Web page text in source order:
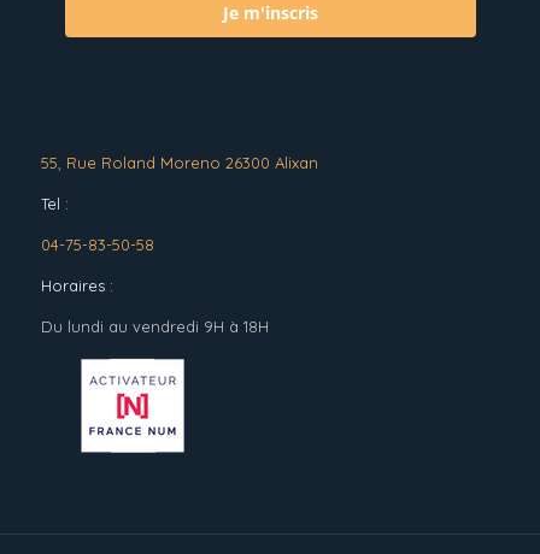
Je m'inscris
55, Rue Roland Moreno 26300 Alixan
Tel :
04-75-83-50-58
Horaires :
Du lundi au vendredi 9H à 18H